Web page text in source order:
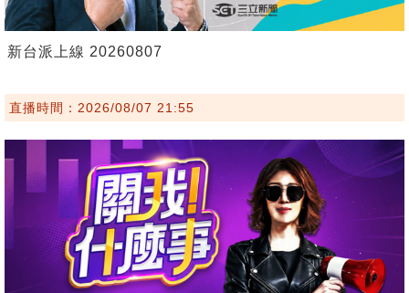
新台派上線 20260807
直播時間：2026/08/07 21:55